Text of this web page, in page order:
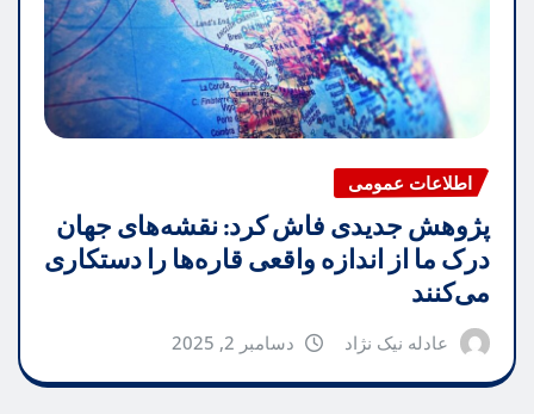
اطلاعات عمومی
پژوهش جدیدی فاش کرد: نقشه‌های جهان
درک ما از اندازه واقعی قاره‌ها را دستکاری
می‌کنند
عادله نیک نژاد دسامبر 2, 2025